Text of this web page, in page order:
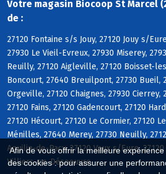
Afin de vous offrir la meilleure
des cookies : pour assurer une
Votre magasin Biocoop St Marcel
de :
27120 Fontaine s/s Jouy, 27120 Jouy s/
27930 Le Vieil-Evreux, 27930 Miserey,
Reuilly, 27120 Aigleville, 27120 Boisset-
Boncourt, 27640 Breuilpont, 27730 Bueil,
Orgeville, 27120 Chaignes, 27930 Cierrey,
27120 Fains, 27120 Gadencourt, 27120
27120 Hécourt, 27120 Le Cormier, 27120
Ménilles, 27640 Merey, 27730 Neuilly,
Aquilin-de-Pacy, 27120 Vaux s/Eure,
Villiers-en-Désoeuvre